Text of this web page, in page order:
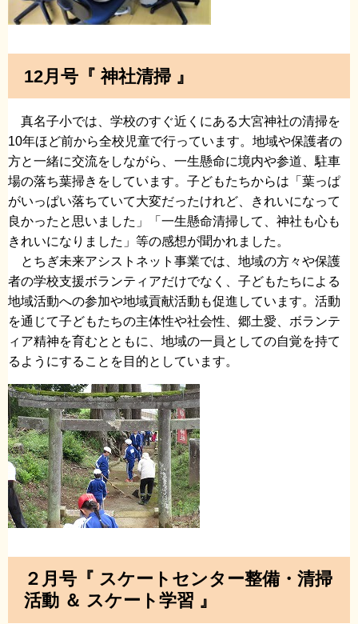
12月号『 神社清掃 』
真名子小では、学校のすぐ近くにある大宮神社の清掃を
10年ほど前から全校児童で行っています。地域や保護者の
方と一緒に交流をしながら、一生懸命に境内や参道、駐車
場の落ち葉掃きをしています。子どもたちからは「葉っぱ
がいっぱい落ちていて大変だったけれど、きれいになって
良かったと思いました」「一生懸命清掃して、神社も心も
きれいになりました」等の感想が聞かれました。
とちぎ未来アシストネット事業では、地域の方々や保護
者の学校支援ボランティアだけでなく、子どもたちによる
地域活動への参加や地域貢献活動も促進しています。活動
を通じて子どもたちの主体性や社会性、郷土愛、ボランテ
ィア精神を育むとともに、地域の一員としての自覚を持て
るようにすることを目的としています。
２月号『 スケートセンター整備・清掃
活動 ＆ スケート学習 』